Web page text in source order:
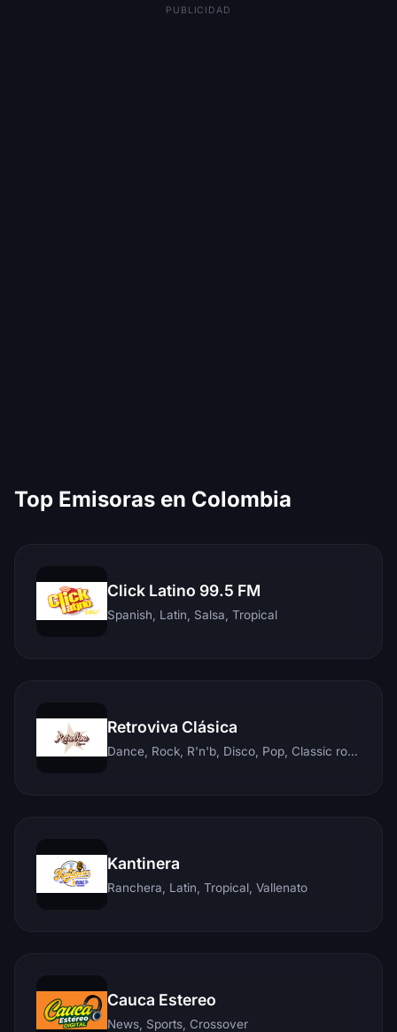
PUBLICIDAD
Top Emisoras en Colombia
Click Latino 99.5 FM
Spanish, Latin, Salsa, Tropical
Retroviva Clásica
Dance, Rock, R'n'b, Disco, Pop, Classic rock, Techno, Reggae
Kantinera
Ranchera, Latin, Tropical, Vallenato
Cauca Estereo
News, Sports, Crossover